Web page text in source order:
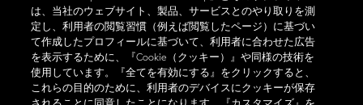
オフィシャルアプリ
は、当社のウェブサイト、製品、サービスとのやり取りを測
定し、利用者の閲覧習慣（例えば閲覧したページ）に基づい
て作成したプロフィールに基づいて、利用者に合わせた広告
を表示するために、『Cookie（クッキー）』や同様の技術を
使用しています。『全てを有効にする』をクリックすると、
これらの目的のために、利用者のデバイスにクッキーが保存